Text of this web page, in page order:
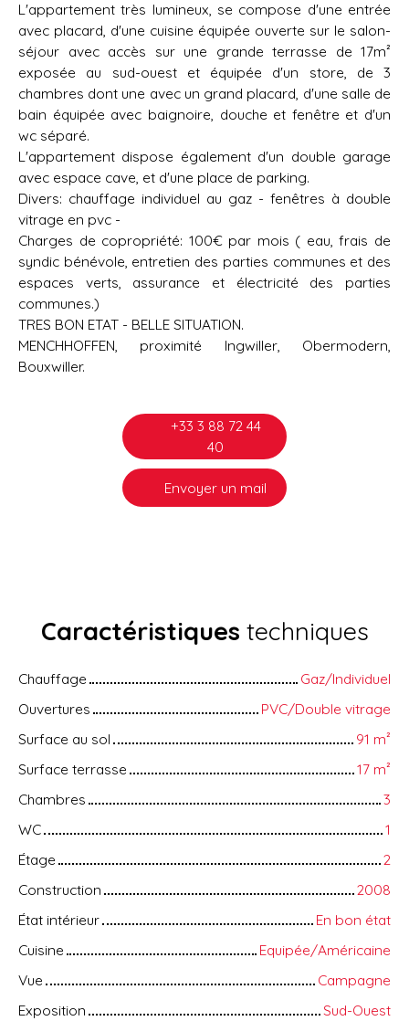
L'appartement très lumineux, se compose d'une entrée
avec placard, d'une cuisine équipée ouverte sur le salon-
séjour avec accès sur une grande terrasse de 17m²
exposée au sud-ouest et équipée d'un store, de 3
chambres dont une avec un grand placard, d'une salle de
bain équipée avec baignoire, douche et fenêtre et d'un
wc séparé.
L'appartement dispose également d'un double garage
avec espace cave, et d'une place de parking.
Divers: chauffage individuel au gaz - fenêtres à double
vitrage en pvc -
Charges de copropriété: 100€ par mois ( eau, frais de
syndic bénévole, entretien des parties communes et des
espaces verts, assurance et électricité des parties
communes.)
TRES BON ETAT - BELLE SITUATION.
MENCHHOFFEN, proximité Ingwiller, Obermodern,
Bouxwiller.
+33 3 88 72 44
40
Envoyer un mail
Caractéristiques techniques
Chauffage
Gaz/Individuel
Ouvertures
PVC/Double vitrage
Surface au sol
91 m²
Surface terrasse
17 m²
Chambres
3
WC
1
Étage
2
Construction
2008
État intérieur
En bon état
Cuisine
Equipée/Américaine
Vue
Campagne
Exposition
Sud-Ouest